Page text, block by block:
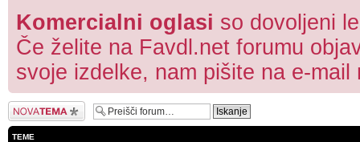
Komercialni oglasi so dovoljeni
Če želite na Favdl.net forumu
svoje izdelke, nam pišite na e-
Napiši novo temo
TEME